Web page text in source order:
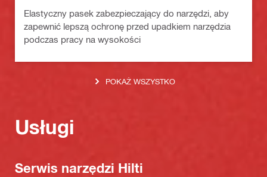
Elastyczny pasek zabezpieczający do narzędzi, aby
zapewnić lepszą ochronę przed upadkiem narzędzia
podczas pracy na wysokości
POKAŻ WSZYSTKO
Usługi
Serwis narzędzi Hilti